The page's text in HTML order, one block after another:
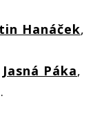
Hanáček,
Jasná Páka,